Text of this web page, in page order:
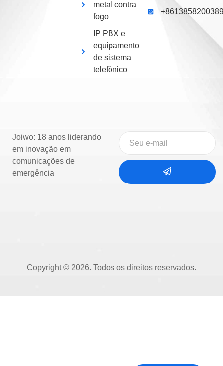
metal contra
fogo
IP PBX e
equipamento
de sistema
telefônico
+8613858200389
Joiwo: 18 anos liderando
em inovação em
comunicações de
emergência
Copyright © 2026. Todos os direitos reservados.